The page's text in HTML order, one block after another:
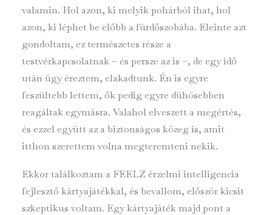
valamin. Hol azon, ki melyik pohárból ihat, hol
azon, ki léphet be előbb a fürdőszobába. Eleinte azt
gondoltam, ez természetes része a
testvérkapcsolatnak – és persze az is –, de egy idő
után úgy éreztem, elakadtunk. Én is egyre
feszültebb lettem, ők pedig egyre dühösebben
reagáltak egymásra. Valahol elveszett a megértés,
és ezzel együtt az a biztonságos közeg is, amit
itthon szerettem volna megteremteni nekik.
Ekkor találkoztam a FEELZ érzelmi intelligencia
fejlesztő kártyajátékkal, és bevallom, először kicsit
szkeptikus voltam. Egy kártyajáték majd pont a